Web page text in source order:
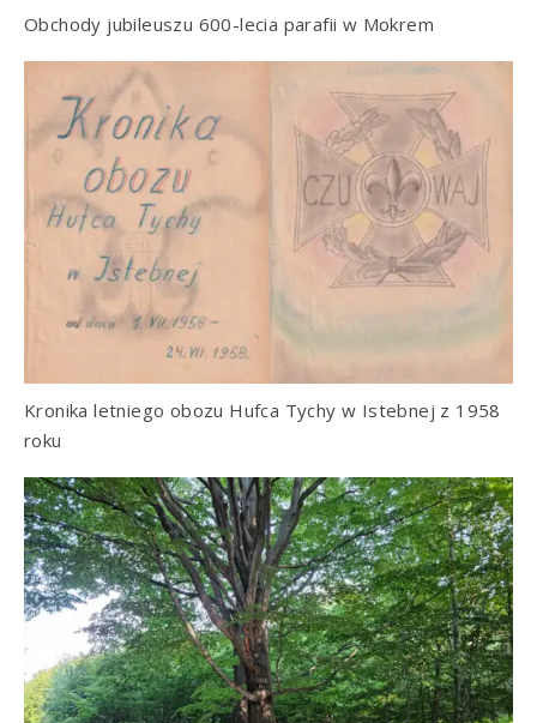
Obchody jubileuszu 600-lecia parafii w Mokrem
Kronika letniego obozu Hufca Tychy w Istebnej z 1958
roku